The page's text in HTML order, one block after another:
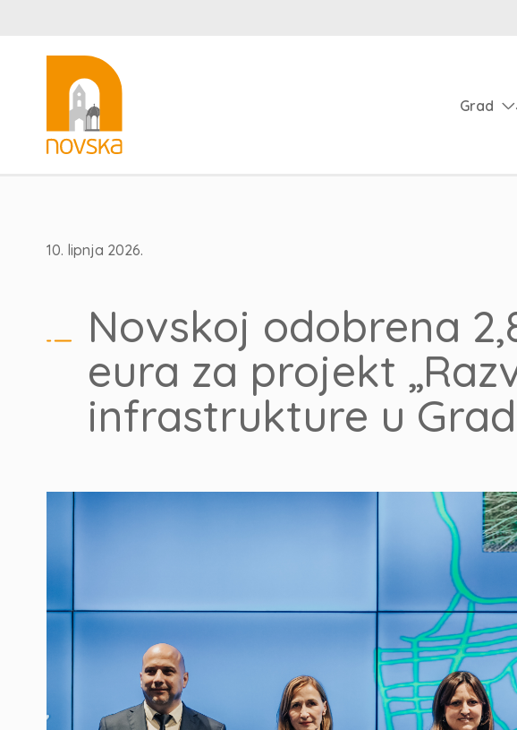
Grad
10. lipnja 2026.
Novskoj odobrena
eura za projekt
infrastrukture u